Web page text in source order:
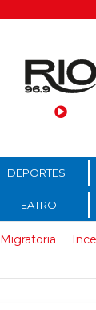
DEPORTES
TEATRO